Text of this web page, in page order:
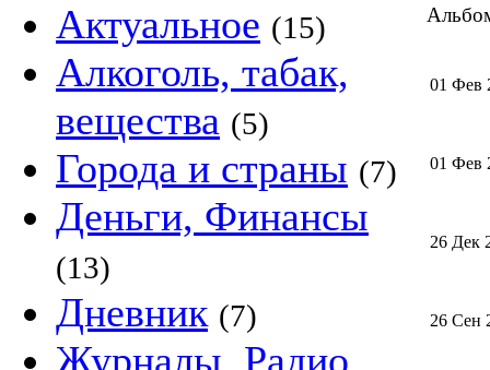
Актуальное (15)
Алкоголь, табак,
вещества (5)
Города и страны (7)
Деньги, Финансы
(13)
Дневник (7)
Журналы, Радио,
01 Фев
01 Фев
26 Дек
26 Сен